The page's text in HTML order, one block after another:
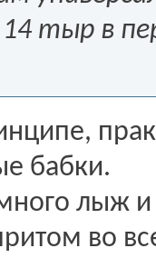
14 тыр в
бабки.
лыж и
во